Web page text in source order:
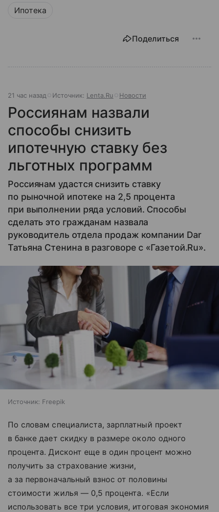
Ипотека
Поделиться
21 час назад Источник: Lenta.Ru Новости
Россиянам назвали
способы снизить
ипотечную ставку без
льготных программ
Россиянам удастся снизить ставку
по рыночной ипотеке на 2,5 процента
при выполнении ряда условий. Способы
сделать это гражданам назвала
руководитель отдела продаж компании Dar
Татьяна Стенина в разговоре с «Газетой.Ru».
Источник: Freepik
По словам специалиста, зарплатный проект
в банке дает скидку в размере около одного
процента. Дисконт еще в один процент можно
получить за страхование жизни,
а за первоначальный взнос от половины
стоимости жилья — 0,5 процента. «Если
использовать все три условия, итоговая экономия